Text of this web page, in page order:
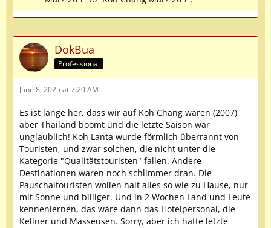
DokBua
Professional
June 8, 2025 at 7:20 AM
Es ist lange her, dass wir auf Koh Chang waren (2007),
aber Thailand boomt und die letzte Saison war
unglaublich! Koh Lanta wurde förmlich überrannt von
Touristen, und zwar solchen, die nicht unter die
Kategorie "Qualitätstouristen" fallen. Andere
Destinationen waren noch schlimmer dran. Die
Pauschaltouristen wollen halt alles so wie zu Hause, nur
mit Sonne und billiger. Und in 2 Wochen Land und Leute
kennenlernen, das wäre dann das Hotelpersonal, die
Kellner und Masseusen. Sorry, aber ich hatte letzte